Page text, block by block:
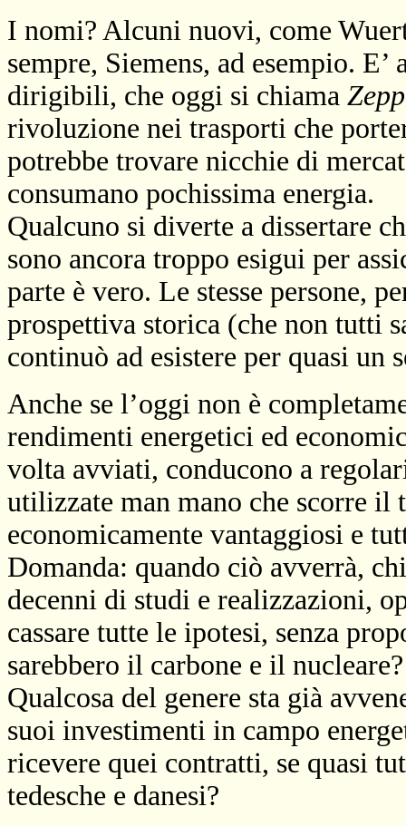
I nomi? Alcuni nuovi, come
sempre, Siemens, ad esempio.
dirigibili, che oggi si chiama
rivoluzione nei trasporti che
potrebbe trovare nicchie di
consumano pochissima energia.
Qualcuno si diverte a dissertare
sono ancora troppo esigui per
parte è vero. Le stesse persone,
prospettiva storica (che non tutti
continuò ad esistere per quasi un
Anche se l’oggi non è
rendimenti energetici ed
volta avviati, conducono a
utilizzate man mano che scorre
economicamente vantaggiosi e
Domanda: quando ciò avverrà,
decenni di studi e realizzazioni,
cassare tutte le ipotesi, senza
sarebbero il carbone e il nucleare?
Qualcosa del genere sta già
suoi investimenti in campo
ricevere quei contratti, se quasi
tedesche e danesi?